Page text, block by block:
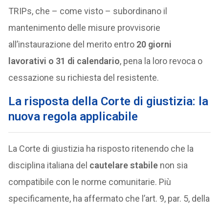
TRIPs, che – come visto – subordinano il
mantenimento delle misure provvisorie
all’instaurazione del merito entro 20 giorni
lavorativi o 31 di calendario, pena la loro revoca o
cessazione su richiesta del resistente.
La risposta della Corte di giustizia: la
nuova regola applicabile
La Corte di giustizia ha risposto ritenendo che la
disciplina italiana del cautelare stabile non sia
compatibile con le norme comunitarie. Più
specificamente, ha affermato che l’art. 9, par. 5, della